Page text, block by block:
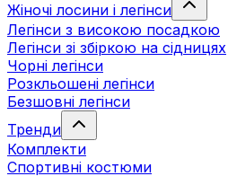
Жіночі лосини і легінси
Легінси з високою посадкою
Легінси зі збіркою на сідницях
Чорні легінси
Розкльошені легінси
Безшовні легінси
Тренди
Комплекти
Спортивні костюми